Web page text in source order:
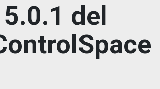
del